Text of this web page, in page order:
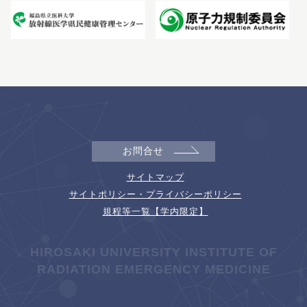
お問合せ
サイトマップ
サイトポリシー・プライバシーポリシー
規程等一覧【学内限定】
HIROSAKI UNIVERSITY INSTITUTE OF
RADIATION EMERGENCY MEDICINE